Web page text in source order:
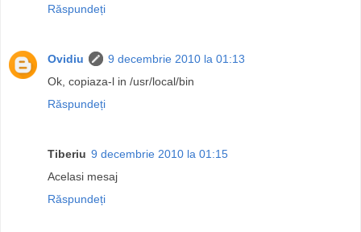
Răspundeți
Ovidiu
9 decembrie 2010 la 01:13
Ok, copiaza-l in /usr/local/bin
Răspundeți
Tiberiu 9 decembrie 2010 la 01:15
Acelasi mesaj
Răspundeți